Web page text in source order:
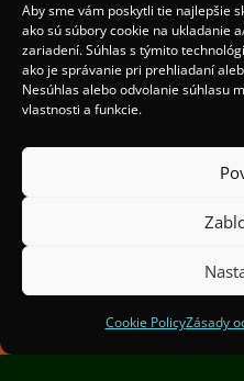
Aby sme vám poskytli tie najlepšie
ako sú súbory cookie na ukladanie
zariadení. Súhlas s týmito
ako je správanie pri prehliadaní
Nesúhlas alebo odvolanie súhlasu
vlastnosti a funkcie.
Cookie PolicyZásady
(c) 2025 Organizátori:
Spoluorganizátori: